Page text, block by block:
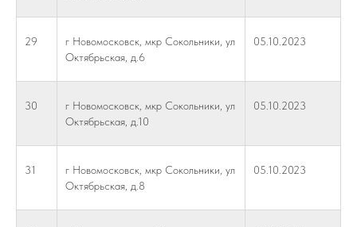
29
г Новомосковск, мкр Сокольники, ул
Октябрьская, д.6
05.10.2023
30
г Новомосковск, мкр Сокольники, ул
Октябрьская, д.10
05.10.2023
31
г Новомосковск, мкр Сокольники, ул
Октябрьская, д.8
05.10.2023